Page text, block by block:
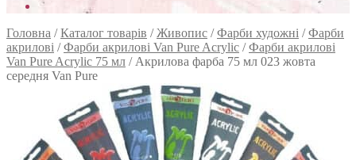
Головна /Каталог товарів /Живопис /Фарби художні /Фарби
акрилові /Фарби акрилові Van Pure Acrylic /Фарби акрилові
Van Pure Acrylic 75 мл / Акрилова фарба 75 мл 023 жовта
середня Van Pure